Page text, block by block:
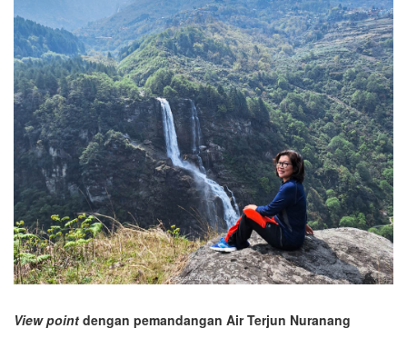
View point dengan pemandangan Air Terjun Nuranang